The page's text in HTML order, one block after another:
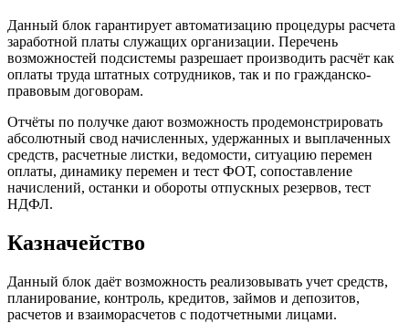
Данный блок гарантирует автоматизацию процедуры расчета
заработной платы служащих организации. Перечень
возможностей подсистемы разрешает производить расчёт как
оплаты труда штатных сотрудников, так и по гражданско-
правовым договорам.
Отчёты по получке дают возможность продемонстрировать
абсолютный свод начисленных, удержанных и выплаченных
средств, расчетные листки, ведомости, ситуацию перемен
оплаты, динамику перемен и тест ФОТ, сопоставление
начислений, останки и обороты отпускных резервов, тест
НДФЛ.
Казначейство
Данный блок даёт возможность реализовывать учет средств,
планирование, контроль, кредитов, займов и депозитов,
расчетов и взаиморасчетов с подотчетными лицами.